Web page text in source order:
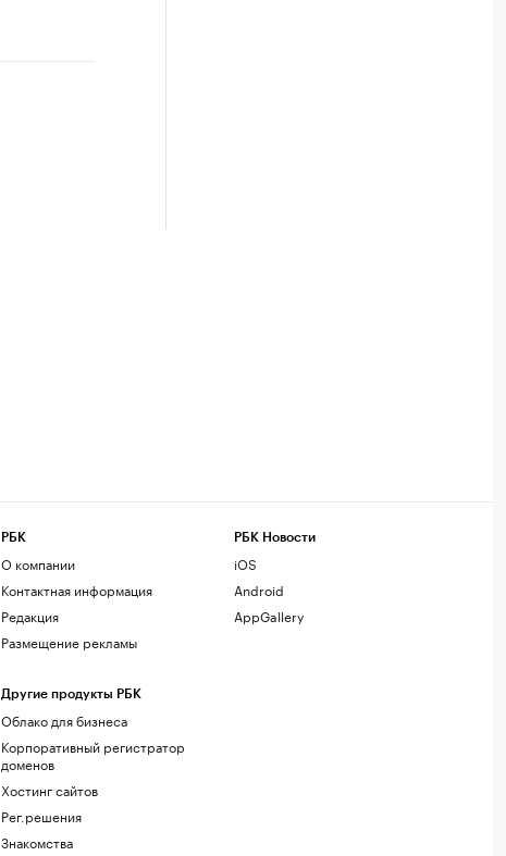
РБК
О компании
Контактная информация
Редакция
Размещение рекламы
Другие продукты РБК
Облако для бизнеса
Корпоративный регистратор
доменов
Хостинг сайтов
Рег.решения
Знакомства
РБК Новости
iOS
Android
AppGallery